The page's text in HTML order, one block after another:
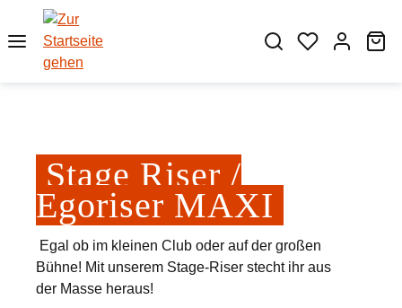
Zum Hauptinhalt springen
Stage Riser /
Egoriser MAXI
Egal ob im kleinen Club oder auf der großen
Bühne! Mit unserem Stage-Riser stecht ihr aus
der Masse heraus!